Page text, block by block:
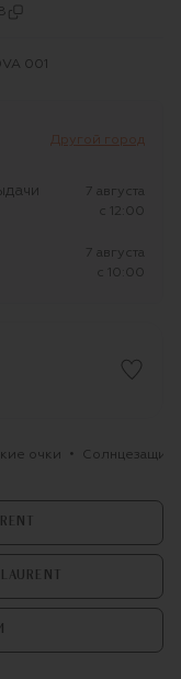
001
Другой город
7 августа
c 12:00
7 августа
c 10:00
очки